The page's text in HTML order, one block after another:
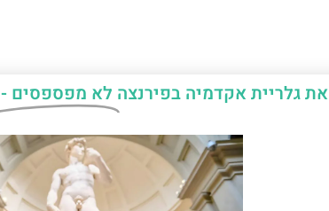
את גלריית אקדמיה בפירנצה לא מפספסים -